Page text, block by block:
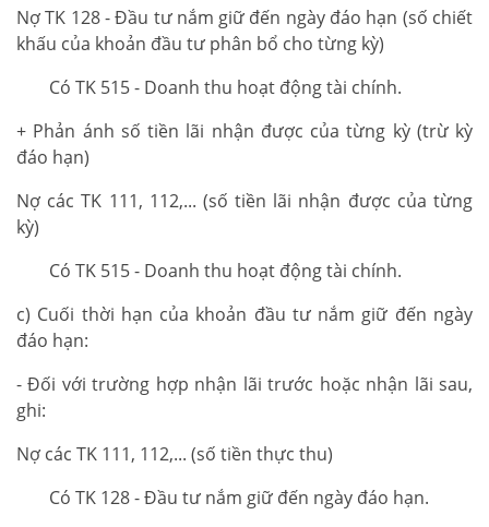
Nợ TK 128 - Đầu tư nắm giữ đến ngày đáo hạn (số chiết
khấu của khoản đầu tư phân bổ cho từng kỳ)
Có TK 515 - Doanh thu hoạt động tài chính.
+ Phản ánh số tiền lãi nhận được của từng kỳ (trừ kỳ
đáo hạn)
Nợ các TK 111, 112,... (số tiền lãi nhận được của từng
kỳ)
Có TK 515 - Doanh thu hoạt động tài chính.
c) Cuối thời hạn của khoản đầu tư nắm giữ đến ngày
đáo hạn:
- Đối với trường hợp nhận lãi trước hoặc nhận lãi sau,
ghi:
Nợ các TK 111, 112,... (số tiền thực thu)
Có TK 128 - Đầu tư nắm giữ đến ngày đáo hạn.